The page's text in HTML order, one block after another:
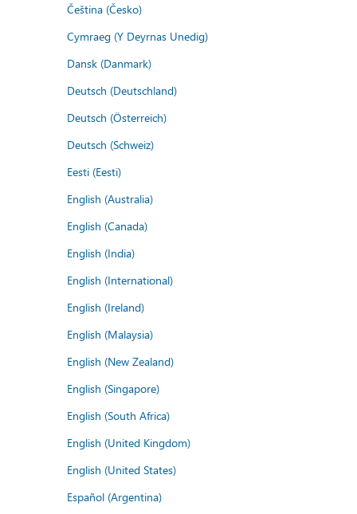
Čeština (Česko)
Cymraeg (Y Deyrnas Unedig)
Dansk (Danmark)
Deutsch (Deutschland)
Deutsch (Österreich)
Deutsch (Schweiz)
Eesti (Eesti)
English (Australia)
English (Canada)
English (India)
English (International)
English (Ireland)
English (Malaysia)
English (New Zealand)
English (Singapore)
English (South Africa)
English (United Kingdom)
English (United States)
Español (Argentina)